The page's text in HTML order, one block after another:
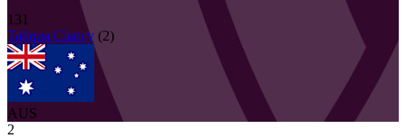
131
Taliqua Clancy (2)
AUS
2